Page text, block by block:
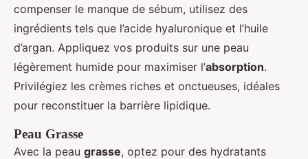
compenser le manque de sébum, utilisez des
ingrédients tels que l’acide hyaluronique et l’huile
d’argan. Appliquez vos produits sur une peau
légèrement humide pour maximiser l’absorption.
Privilégiez les crèmes riches et onctueuses, idéales
pour reconstituer la barrière lipidique.
Peau Grasse
Avec la peau grasse, optez pour des hydratants